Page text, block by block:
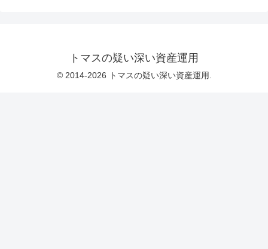
トマスの疑い深い資産運用
© 2014-2026 トマスの疑い深い資産運用.